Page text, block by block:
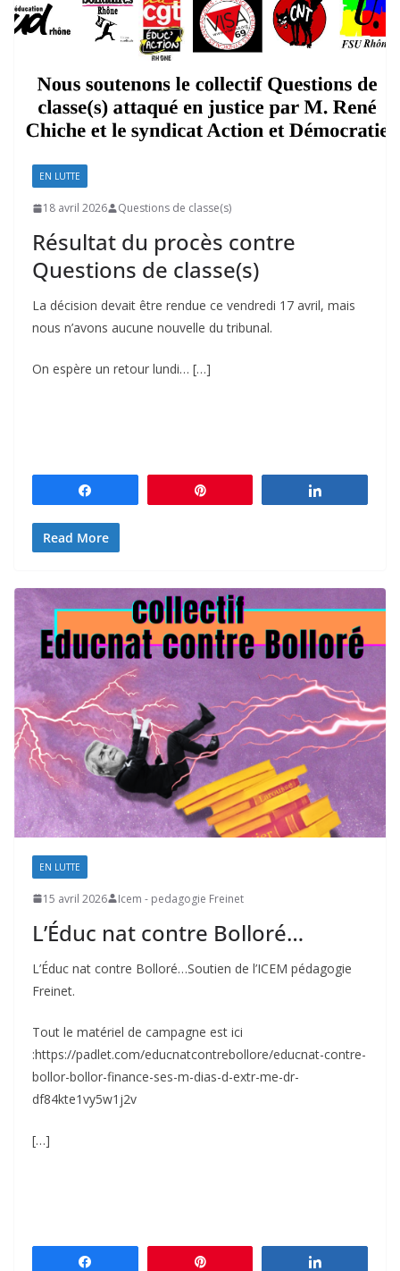
EN LUTTE
18 avril 2026 Questions de classe(s)
Résultat du procès contre
Questions de classe(s)
La décision devait être rendue ce vendredi 17 avril, mais
nous n’avons aucune nouvelle du tribunal.
On espère un retour lundi… […]
Read More
EN LUTTE
15 avril 2026 Icem - pedagogie Freinet
L’Éduc nat contre Bolloré…
L’Éduc nat contre Bolloré…Soutien de l’ICEM pédagogie
Freinet.
Tout le matériel de campagne est ici
:https://padlet.com/educnatcontrebollore/educnat-contre-
bollor-bollor-finance-ses-m-dias-d-extr-me-dr-
df84kte1vy5w1j2v
[…]